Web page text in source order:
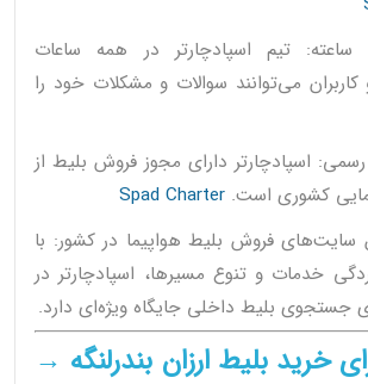
پشتیبانی 24 ساعته: تیم اسپادچارتر در همه ساعات
می‌توانند سوالات و مشکلات خود را
رسمی: اسپادچارتر دارای مجوز فروش بلیط از
کشوری است. Spad Charter
سایت‌های فروش بلیط هواپیما در کشور: با
خدمات و تنوع مسیرها، اسپادچارتر در
جستجوی بلیط داخلی جایگاه ویژه‌ای دارد.
خرید بلیط ارزان بندرلنگه →